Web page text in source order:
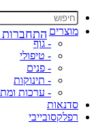
מוצרים
- גוף
- טיפולי
- פנים
- תינוקות
- ערכות
סדנאות
רפלקסובייבי